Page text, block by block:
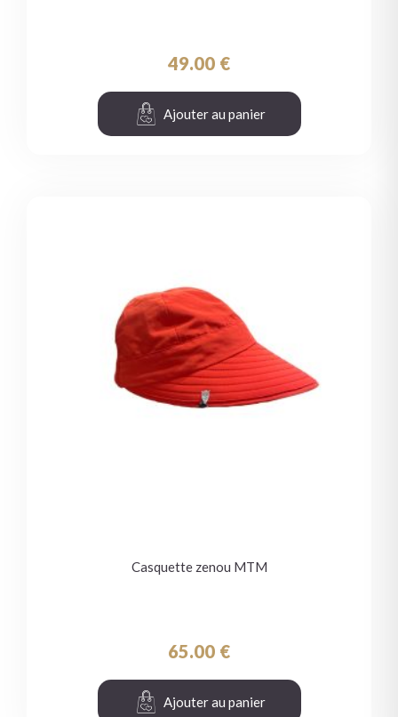
49.00 €
Ajouter au panier
Casquette zenou MTM
65.00 €
Ajouter au panier